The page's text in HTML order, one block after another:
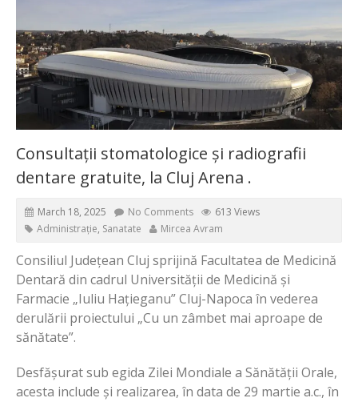
Consultații stomatologice și radiografii
dentare gratuite, la Cluj Arena .
March 18, 2025 No Comments
613 Views
Administrație, Sanatate Mircea Avram
Consiliul Județean Cluj sprijină Facultatea de Medicină
Dentară din cadrul Universității de Medicină și
Farmacie „Iuliu Hațieganu” Cluj-Napoca în vederea
derulării proiectului „Cu un zâmbet mai aproape de
sănătate”.
Desfășurat sub egida Zilei Mondiale a Sănătății Orale,
acesta include și realizarea, în data de 29 martie a.c., în